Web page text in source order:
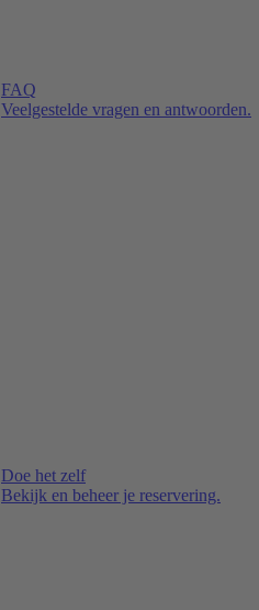
FAQ
Veelgestelde vragen en antwoorden.
Doe het zelf
Bekijk en beheer je reservering.